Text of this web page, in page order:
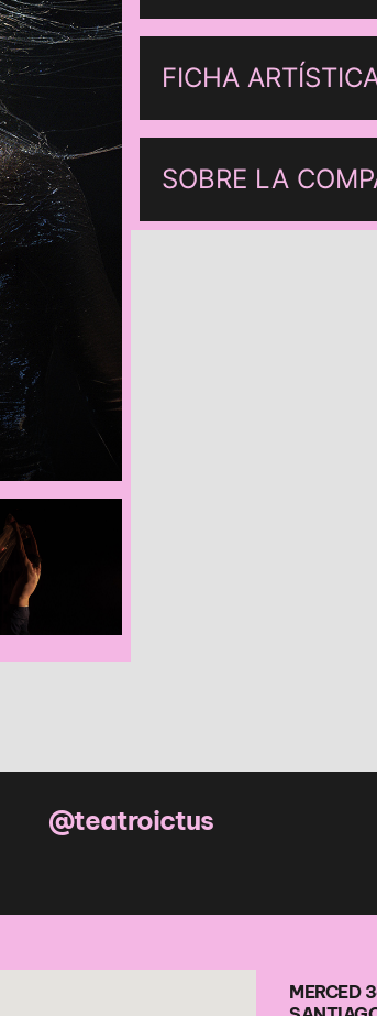
FICHA
SOBRE LA
@teatroictus
MERCED